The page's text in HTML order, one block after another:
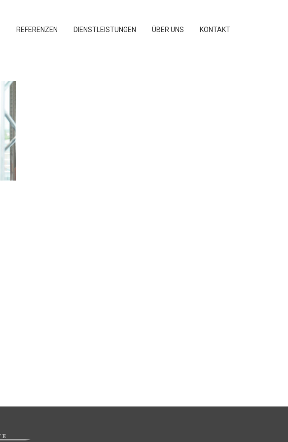
REFERENZEN DIENSTLEISTUNGEN ÜBER UNS KONTAKT